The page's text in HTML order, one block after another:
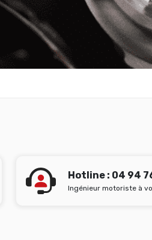
Hotline : 04 94
Ingénieur motoriste à